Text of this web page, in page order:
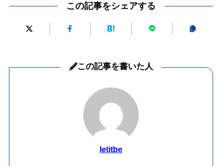
この記事をシェアする
この記事を書いた人
letitbe